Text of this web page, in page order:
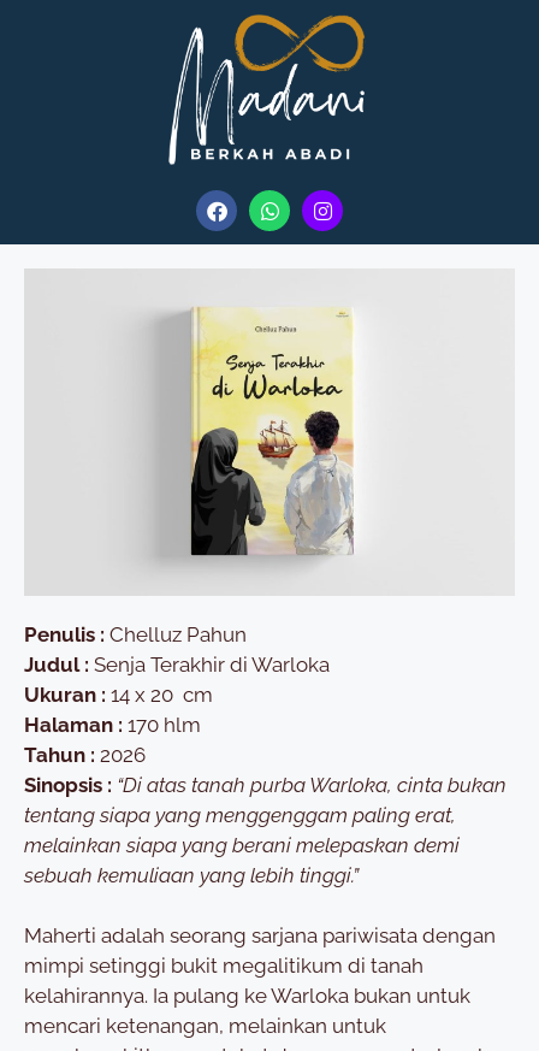
Penulis : Chelluz Pahun
Judul : Senja Terakhir di Warloka
Ukuran : 14 x 20 cm
Halaman : 170 hlm
Tahun : 2026
Sinopsis : “Di atas tanah purba Warloka, cinta bukan
tentang siapa yang menggenggam paling erat,
melainkan siapa yang berani melepaskan demi
sebuah kemuliaan yang lebih tinggi.”
Maherti adalah seorang sarjana pariwisata dengan
mimpi setinggi bukit megalitikum di tanah
kelahirannya. Ia pulang ke Warloka bukan untuk
mencari ketenangan, melainkan untuk